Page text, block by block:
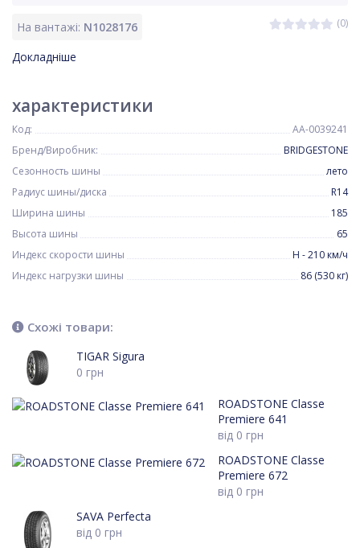
На вантажі: N1028176 (0)
Докладніше
Схожі товари:
TIGAR Sigura
0 грн
ROADSTONE Classe
Premiere 641
від 0 грн
ROADSTONE Classe
Premiere 672
від 0 грн
SAVA Perfecta
від 0 грн
характеристики
Код:
AA-0039241
Бренд/Виробник:
BRIDGESTONE
Сезонность шины
лето
Радиус шины/диска
R14
Ширина шины
185
Высота шины
65
Индекс скорости шины
H - 210 км/ч
Индекс нагрузки шины
86 (530 кг)